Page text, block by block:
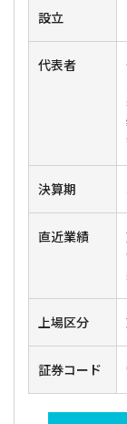
設立
代表者
決算期
直近業績
上場区分
証券コード